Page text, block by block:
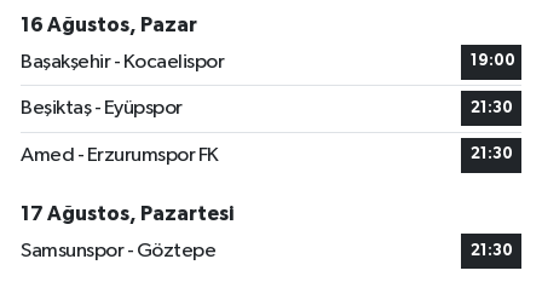
16 Ağustos, Pazar
Başakşehir - Kocaelispor
19:00
Beşiktaş - Eyüpspor 21:30
Amed - Erzurumspor FK 21:30
17 Ağustos, Pazartesi
Samsunspor - Göztepe
21:30